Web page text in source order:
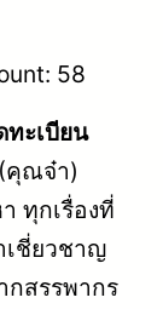
58
ทะเบียน
คุณจ๋า)
ทุกเรื่องที่
เชี่ยวชาญ
กสรรพากร